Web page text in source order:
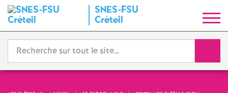
SNES-FSU
Créteil
y
n